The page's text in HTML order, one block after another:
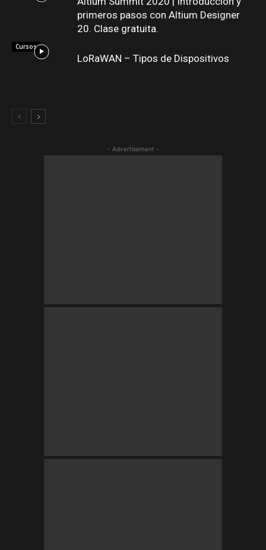
primeros pasos con Altium Designer
20. Clase gratuita.
Cursos
LoRaWAN – Tipos de Dispositivos
- Advertisement -